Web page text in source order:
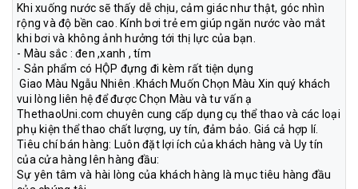
Khi xuống nước sẽ thấy dễ chịu, cảm giác như thật, góc nhìn
rộng và độ bền cao. Kính bơi trẻ em giúp ngăn nước vào mắt
khi bơi và không ảnh hưởng tới thị lực của bạn.
- Màu sắc : đen ,xanh , tím
- Sản phẩm có HỘP đựng đi kèm rất tiện dụng
Giao Màu Ngẫu Nhiên .Khách Muốn Chọn Màu Xin quý khách
vui lòng liên hệ để được Chọn Màu và tư vấn ạ
ThethaoUni.com chuyên cung cấp dụng cụ thể thao và các loại
phụ kiện thể thao chất lượng, uy tín, đảm bảo. Giá cả hợp lí.
Tiêu chí bán hàng: Luôn đặt lợi ích của khách hàng và Uy tín
của cửa hàng lên hàng đầu:
Sự yên tâm và hài lòng của khách hàng là mục tiêu hàng đầu